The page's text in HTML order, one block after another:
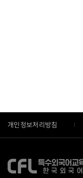
개인정보처리방침